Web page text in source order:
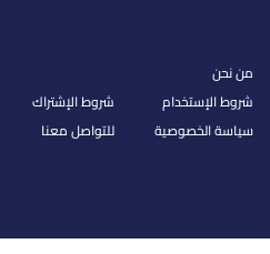
من نحن
شروط الإستخدام
سياسة الخصوصية
شروط الإشتراك
للتواصل معنا